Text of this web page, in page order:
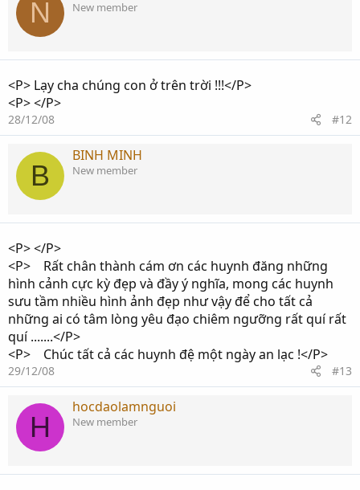
N New member
<P> Lạy cha chúng con ở trên trời !!!</P>
<P> </P>
28/12/08 #12
B
BINH MINH
New member
<P> </P>
<P> Rất chân thành cám ơn các huynh đăng những
hình cảnh cực kỳ đẹp và đầy ý nghĩa, mong các huynh
sưu tầm nhiều hình ảnh đẹp như vậy để cho tất cả
những ai có tâm lòng yêu đạo chiêm ngưỡng rất quí rất
quí .......</P>
<P> Chúc tất cả các huynh đệ một ngày an lạc !</P>
29/12/08 #13
H
hocdaolamnguoi
New member